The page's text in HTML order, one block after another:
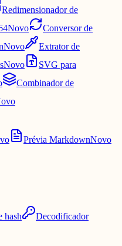
Redimensionador de
Novo
Conversor de
Novo
Extrator de
Novo
SVG para
Combinador de
Prévia MarkdownNovo
hash
Decodificador